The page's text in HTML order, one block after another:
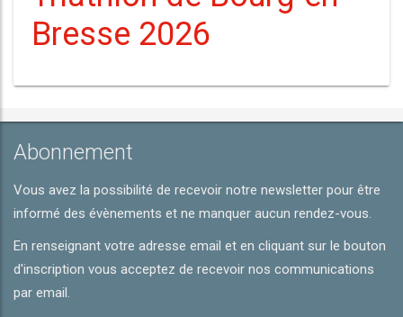
Bresse 2026
Abonnement
Vous avez la possibilité de recevoir notre newsletter pour être
informé des évènements et ne manquer aucun rendez-vous.
En renseignant votre adresse email et en cliquant sur le bouton
d'inscription vous acceptez de recevoir nos communications
par email.